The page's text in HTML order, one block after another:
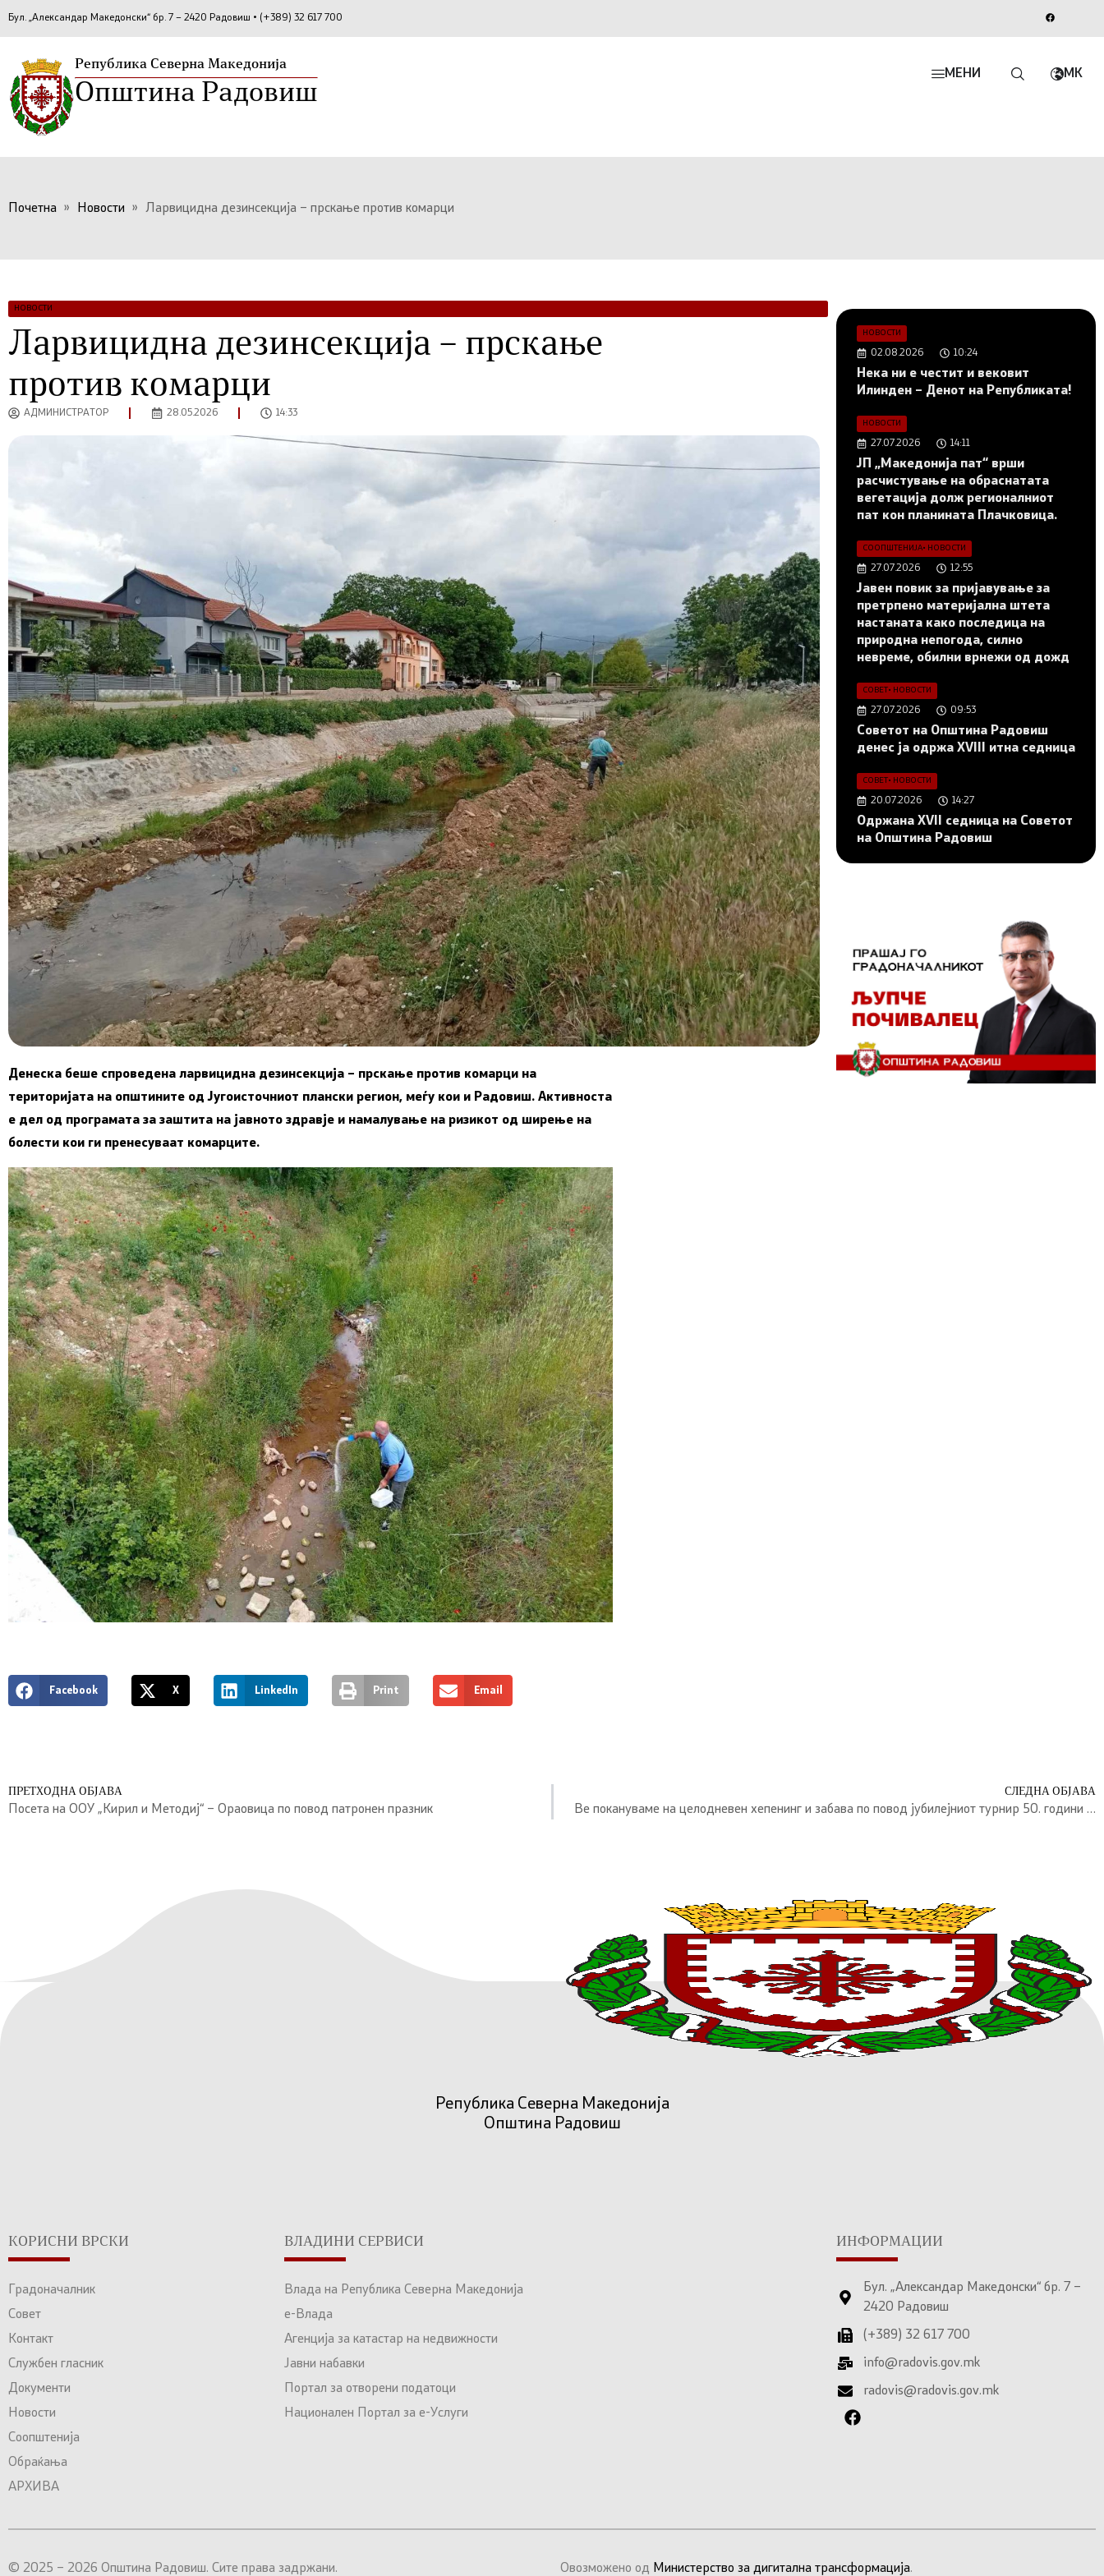
Бул. „Александар Македонски“ бр. 7 – 2420 Радовиш • (+389) 32 617 700
Република Северна Македонија
Општина Радовиш
МЕНИ MK
Почетна » Новости » Ларвицидна дезинсекција – прскање против комарци
НОВОСТИ
Ларвицидна дезинсекција – прскање
против комарци
АДМИНИСТРАТОР 28.05.2026 14:33
Денеска беше спроведена ларвицидна дезинсекција – прскање против комарци на
територијата на општините од Југоисточниот плански регион, меѓу кои и Радовиш. Активноста
е дел од програмата за заштита на јавното здравје и намалување на ризикот од ширење на
болести кои ги пренесуваат комарците.
Facebook X LinkedIn Print Email
НОВОСТИ
02.08.2026 10:24
Нека ни е честит и вековит
Илинден – Денот на Републиката!
НОВОСТИ
27.07.2026 14:11
ЈП „Македонија пат“ врши
расчистување на обраснатата
вегетација долж регионалниот
пат кон планината Плачковица.
СООПШТЕНИЈА• НОВОСТИ
27.07.2026 12:55
Јавен повик за пријавување за
претрпено материјална штета
настаната како последица на
природна непогода, силно
невреме, обилни врнежи од дожд
СОВЕТ• НОВОСТИ
27.07.2026 09:53
Советот на Општина Радовиш
денес ја одржа XVIII итна седница
СОВЕТ• НОВОСТИ
20.07.2026 14:27
Одржана XVII седница на Советот
на Општина Радовиш
ПРЕТХОДНА ОБЈАВА
Посета на ООУ „Кирил и Методиј“ – Ораовица по повод патронен празник
СЛЕДНА ОБЈАВА
Ве покануваме на целодневен хепенинг и забава по повод јубилејниот турнир 50. години „Македонски бисер“ во Радовиш.
Република Северна Македонија
Општина Радовиш
КОРИСНИ ВРСКИ
Градоначалник
Совет
Контакт
Службен гласник
Документи
Новости
Соопштенија
Обраќања
АРХИВА
ВЛАДИНИ СЕРВИСИ
Влада на Република Северна Македонија
е-Влада
Агенција за катастар на недвижности
Јавни набавки
Портал за отворени податоци
Национален Портал за е-Услуги
ИНФОРМАЦИИ
Бул. „Александар Македонски“ бр. 7 –
2420 Радовиш
(+389) 32 617 700
info@radovis.gov.mk
radovis@radovis.gov.mk
© 2025 – 2026 Општина Радовиш. Сите права задржани. Овозможено од Министерство за дигитална трансформација.